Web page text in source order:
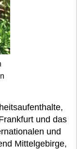
und das
und
Mittelgebirge,